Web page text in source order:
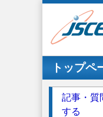
メインナ
トップペ
記事・質
する